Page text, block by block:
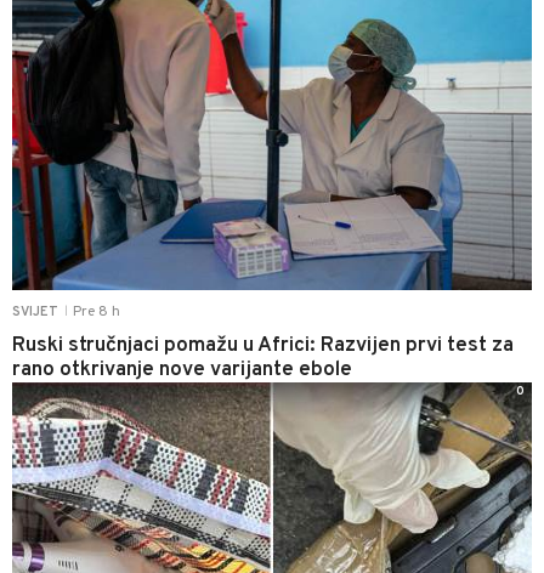
SVIJET Pre 8 h
Ruski stručnjaci pomažu u Africi: Razvijen prvi test za
rano otkrivanje nove varijante ebole
0